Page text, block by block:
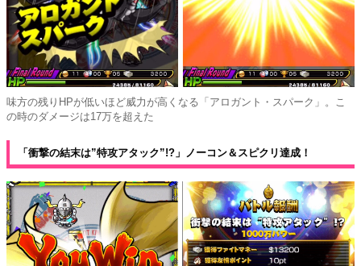
味方の残りHPが低いほど威力が高くなる「アロガント・スパーク」。こ
の時のダメージは17万を超えた
「衝撃の結末は”特攻アタック”!?」ノーコン＆スピクリ達成！